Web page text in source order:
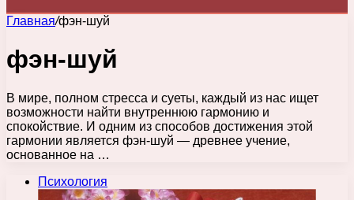
Главная/фэн-шуй
фэн-шуй
В мире, полном стресса и суеты, каждый из нас ищет
возможности найти внутреннюю гармонию и
спокойствие. И одним из способов достижения этой
гармонии является фэн-шуй — древнее учение,
основанное на …
Психология